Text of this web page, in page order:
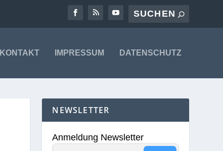
KONTAKT IMPRESSUM DATENSCHUTZ
NEWSLETTER
Anmeldung Newsletter